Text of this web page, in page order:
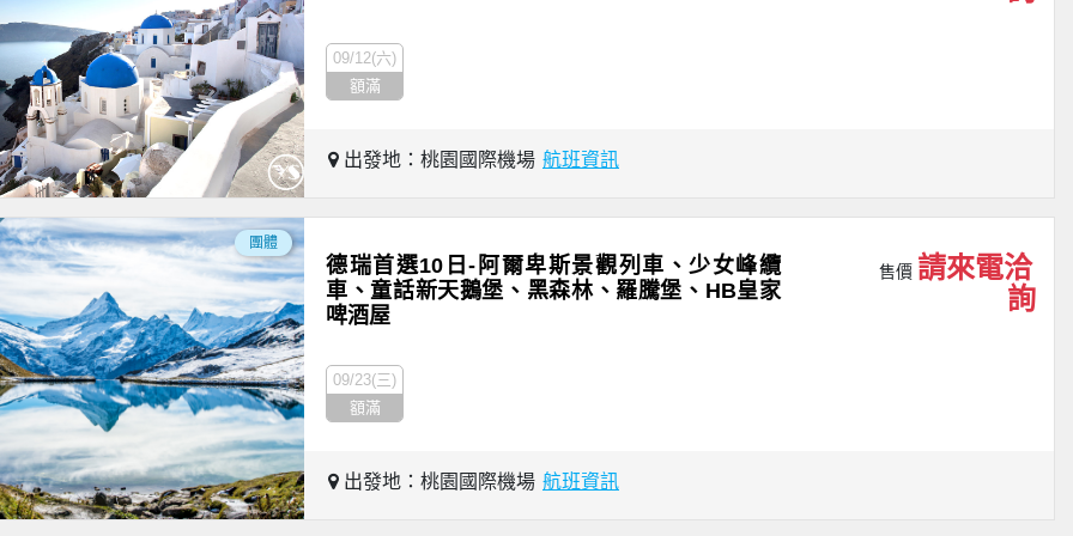
09/12(六)
額滿
出發地：桃園國際機場 航班資訊
團體
德瑞首選10日-阿爾卑斯景觀列車、少女峰纜
車、童話新天鵝堡、黑森林、羅騰堡、HB皇家
啤酒屋
售價 請來電洽
詢
09/23(三)
額滿
出發地：桃園國際機場 航班資訊